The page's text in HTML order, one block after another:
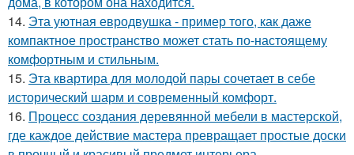
14. Эта уютная евродвушка - пример того, как даже
компактное пространство может стать по-настоящему
комфортным и стильным.
15. Эта квартира для молодой пары сочетает в себе
исторический шарм и современный комфорт.
16. Процесс создания деревянной мебели в мастерской,
где каждое действие мастера превращает простые доски